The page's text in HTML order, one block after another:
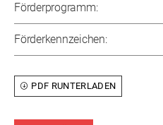
Förderprogramm:
Förderkennzeichen:
PDF RUNTERLADEN